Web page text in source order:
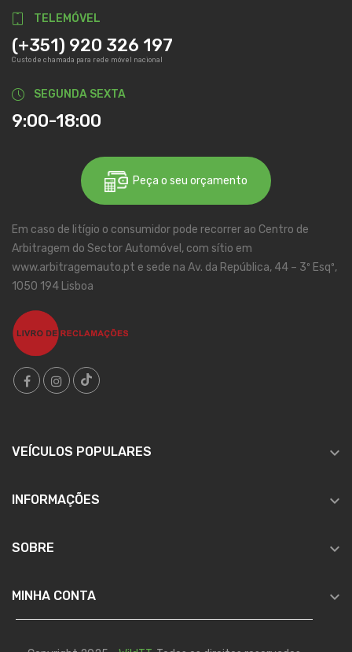
TELEMÓVEL
(+351) 920 326 197
Custo de chamada para rede móvel nacional
SEGUNDA SEXTA
9:00-18:00
Peça o seu orçamento
Em caso de litígio o consumidor pode recorrer ao Centro de
Arbitragem do Sector Automóvel, com sítio em
www.arbitragemauto.pt e sede na Av. da República, 44 – 3º Esqº,
1050 194 Lisboa
VEÍCULOS POPULARES 
INFORMAÇÕES 
SOBRE 
MINHA CONTA 